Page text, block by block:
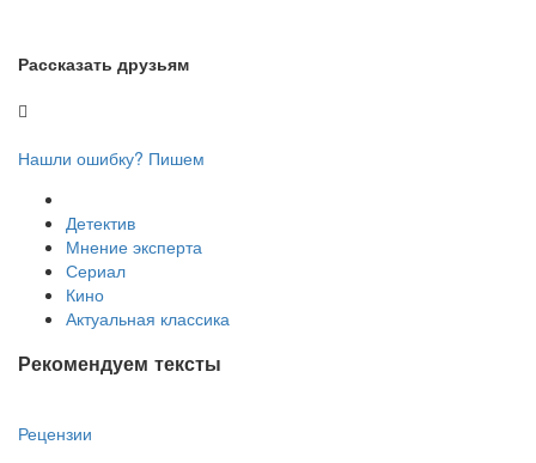
Рассказать друзьям
Нашли ошибку? Пишем
Детектив
Мнение эксперта
Сериал
Кино
Актуальная классика
Рекомендуем тексты
Рецензии